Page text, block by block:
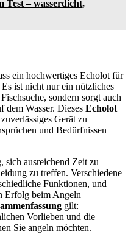
Test – wasserdicht,
ein hochwertiges Echolot für
ist nicht nur ein nützliches
sondern sorgt auch
dem Wasser. Dieses Echolot
Gerät zu
und Bedürfnissen
sich ausreichend Zeit zu
zu treffen. Verschiedene
Funktionen, und
Erfolg beim Angeln
gilt:
Vorlieben und die
Sie angeln möchten.